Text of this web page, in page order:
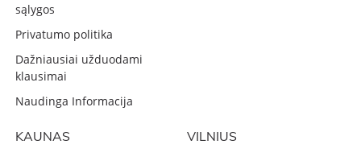
sąlygos
Privatumo politika
Dažniausiai užduodami
klausimai
Naudinga Informacija
KAUNAS VILNIUS